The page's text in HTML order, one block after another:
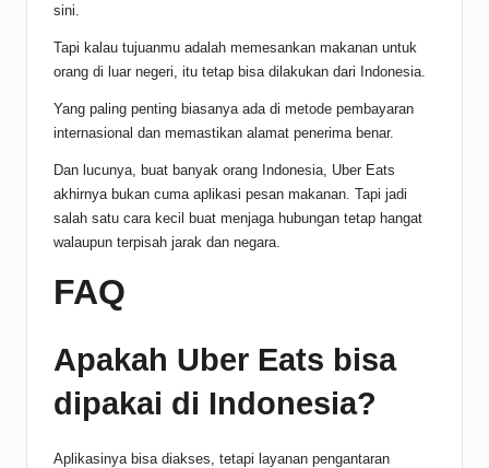
sini.
Tapi kalau tujuanmu adalah memesankan makanan untuk
orang di luar negeri, itu tetap bisa dilakukan dari Indonesia.
Yang paling penting biasanya ada di metode pembayaran
internasional dan memastikan alamat penerima benar.
Dan lucunya, buat banyak orang Indonesia, Uber Eats
akhirnya bukan cuma aplikasi pesan makanan. Tapi jadi
salah satu cara kecil buat menjaga hubungan tetap hangat
walaupun terpisah jarak dan negara.
FAQ
Apakah Uber Eats bisa
dipakai di Indonesia?
Aplikasinya bisa diakses, tetapi layanan pengantaran